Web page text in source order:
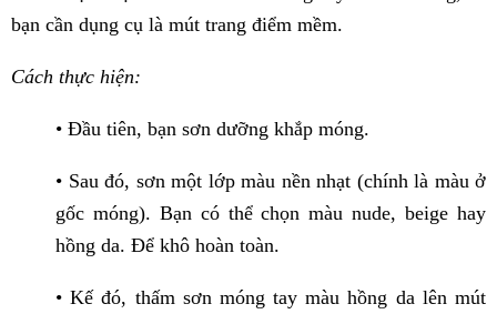
bạn cần dụng cụ là mút trang điểm mềm.
Cách thực hiện:
• Đầu tiên, bạn sơn dưỡng khắp móng.
• Sau đó, sơn một lớp màu nền nhạt (chính là màu ở
gốc móng). Bạn có thể chọn màu nude, beige hay
hồng da. Để khô hoàn toàn.
• Kế đó, thấm sơn móng tay màu hồng da lên mút